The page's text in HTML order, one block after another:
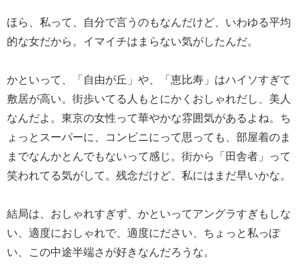
ほら、私って、自分で言うのもなんだけど、いわゆる平均
的な女だから。イマイチはまらない気がしたんだ。
かといって、「自由が丘」や、「恵比寿」はハイソすぎて
敷居が高い。街歩いてる人もとにかくおしゃれだし、美人
なんだよ。東京の女性って華やかな雰囲気があるよね。ち
ょっとスーパーに、コンビニにって思っても、部屋着のま
までなんかとんでもないって感じ。街から「田舎者」って
笑われてる気がして。残念だけど、私にはまだ早いかな。
結局は、おしゃれすぎず、かといってアングラすぎもしな
い、適度におしゃれで、適度にださい、ちょっと私っぽ
い、この中途半端さが好きなんだろうな。